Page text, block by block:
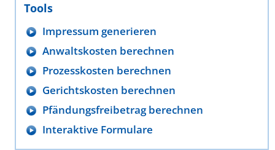
Tools
Impressum generieren
Anwaltskosten berechnen
Prozesskosten berechnen
Gerichtskosten berechnen
Pfändungsfreibetrag berechnen
Interaktive Formulare